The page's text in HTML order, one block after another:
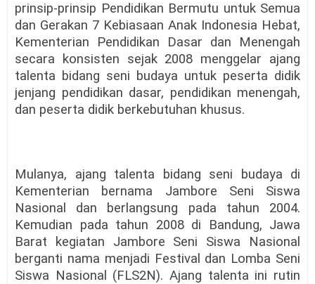
prinsip-prinsip Pendidikan Bermutu untuk Semua
dan Gerakan 7 Kebiasaan Anak Indonesia Hebat,
Kementerian Pendidikan Dasar dan Menengah
secara konsisten sejak 2008 menggelar ajang
talenta bidang seni budaya untuk peserta didik
jenjang pendidikan dasar, pendidikan menengah,
dan peserta didik berkebutuhan khusus.
Mulanya, ajang talenta bidang seni budaya di
Kementerian bernama Jambore Seni Siswa
Nasional dan berlangsung pada tahun 2004.
Kemudian pada tahun 2008 di Bandung, Jawa
Barat kegiatan Jambore Seni Siswa Nasional
berganti nama menjadi Festival dan Lomba Seni
Siswa Nasional (FLS2N). Ajang talenta ini rutin